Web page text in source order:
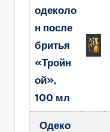
одеколо
н после
бритья
«Тройн
ой»,
100 мл
Одеко